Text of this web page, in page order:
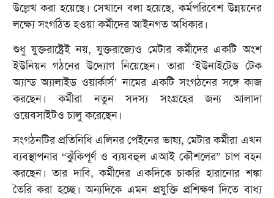
উল্লেখ করা হয়েছে। সেখানে বলা হয়েছে, কর্মপরিবেশ উন্নয়নের
লক্ষ্যে সংগঠিত হওয়া কর্মীদের আইনগত অধিকার।
শুধু যুক্তরাষ্ট্রেই নয়, যুক্তরাজ্যেও মেটার কর্মীদের একটি অংশ
ইউনিয়ন গঠনের উদ্যোগ নিয়েছেন। তারা ‘ইউনাইটেড টেক
অ্যান্ড অ্যালাইড ওয়ার্কার্স’ নামের একটি সংগঠনের সঙ্গে কাজ
করছেন। কর্মীরা নতুন সদস্য সংগ্রহের জন্য আলাদা
ওয়েবসাইটও চালু করেছেন।
সংগঠনটির প্রতিনিধি এলিনর পেইনের ভাষ্য, মেটার কর্মীরা এখন
ব্যবস্থাপনার “ঝুঁকিপূর্ণ ও ব্যয়বহুল এআই কৌশলের” চাপ বহন
করছেন। তার দাবি, কর্মীদের একদিকে চাকরি হারানোর শঙ্কা
তৈরি করা হচ্ছে। অন্যদিকে এমন প্রযুক্তি প্রশিক্ষণ দিতে বাধ্য